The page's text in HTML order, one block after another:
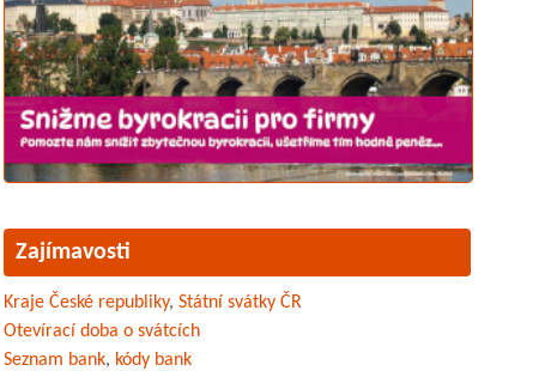
Zajímavosti
Kraje České republiky, Státní svátky ČR
Otevírací doba o svátcích
Seznam bank, kódy bank